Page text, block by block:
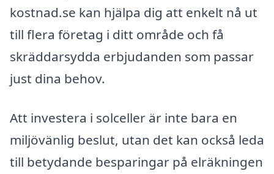
kostnad.se kan hjälpa dig att enkelt nå ut
till flera företag i ditt område och få
skräddarsydda erbjudanden som passar
just dina behov.
Att investera i solceller är inte bara en
miljövänlig beslut, utan det kan också leda
till betydande besparingar på elräkningen